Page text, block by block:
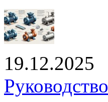
19.12.2025